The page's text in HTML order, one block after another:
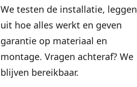
We testen de installatie, leggen
uit hoe alles werkt en geven
garantie op materiaal en
montage. Vragen achteraf? We
blijven bereikbaar.